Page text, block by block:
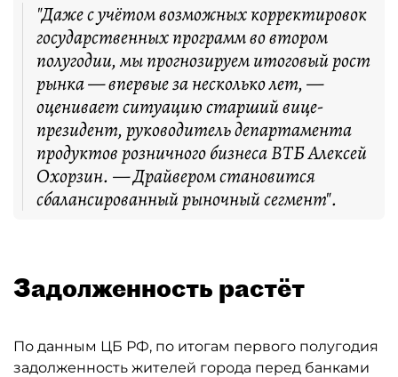
"Даже с учётом возможных корректировок
государственных программ во втором
полугодии, мы прогнозируем итоговый рост
рынка — впервые за несколько лет, —
оценивает ситуацию старший вице-
президент, руководитель департамента
продуктов розничного бизнеса ВТБ Алексей
Охорзин. — Драйвером становится
сбалансированный рыночный сегмент".
Задолженность растёт
По данным ЦБ РФ, по итогам первого полугодия
задолженность жителей города перед банками